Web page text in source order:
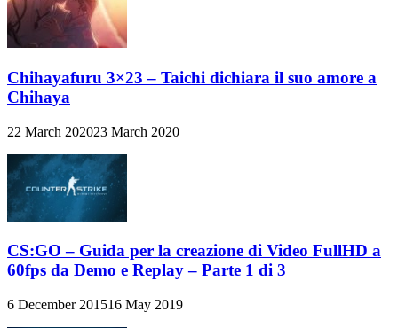
Chihayafuru 3×23 – Taichi dichiara il suo amore a
Chihaya
22 March 202023 March 2020
CS:GO – Guida per la creazione di Video FullHD a
60fps da Demo e Replay – Parte 1 di 3
6 December 201516 May 2019